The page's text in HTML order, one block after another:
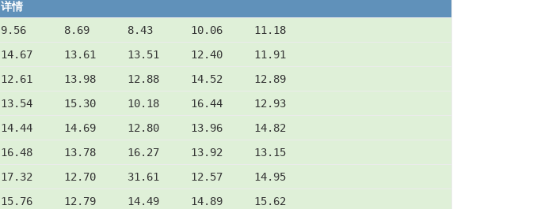
详情
9.56      8.69      8.43      10.06     11.18
14.67     13.61     13.51     12.40     11.91
12.61     13.98     12.88     14.52     12.89
13.54     15.30     10.18     16.44     12.93
14.44     14.69     12.80     13.96     14.82
16.48     13.78     16.27     13.92     13.15
17.32     12.70     31.61     12.57     14.95
15.76     12.79     14.49     14.89     15.62